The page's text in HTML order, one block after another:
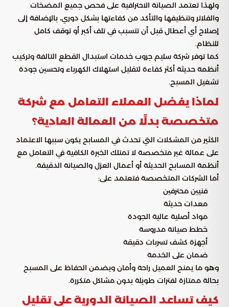
ولهذا تعتمد الصيانة الاحترافية على فحص جميع المضخات
والفلاتر وتنظيفها والتأكد من كفاءتها بشكل دوري، بالإضافة إلى
إصلاح أي أعطال قبل أن تتسبب في تلف أكبر أو توقف كامل
للنظام.
كما توفر شركة سليم جروب خدمات استبدال القطع التالفة وتركيب
أنظمة حديثة أكثر كفاءة لتقليل استهلاك الكهرباء وتحسين جودة
تشغيل المسبح.
لماذا يفضل العملاء التعامل مع شركة
متخصصة بدلًا من العمالة العادية؟
الكثير من المشكلات التي تحدث في المسابح يكون سببها الاعتماد
على عمالة غير متخصصة لا تمتلك الخبرة الكافية في التعامل مع
أنظمة المسابح الحديثة أو أعمال العزل والصيانة الدقيقة.
أما الشركات المتخصصة فتعتمد على:
فنيين محترفين
معدات حديثة
مواد أصلية عالية الجودة
خطط صيانة مدروسة
أجهزة كشف تسربات دقيقة
ضمان على الخدمة
وهو ما يمنح العميل راحة وأمان ويضمن الحفاظ على المسبح
بحالة ممتازة لفترات طويلة بدون مشاكل متكررة.
كيف تساعد الصيانة الدورية على تقليل